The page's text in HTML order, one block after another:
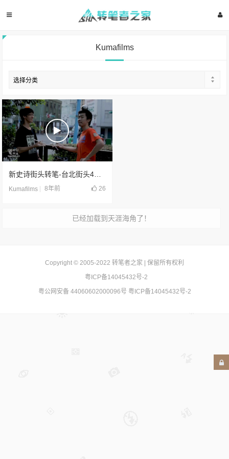
Kumafilms
新史诗街头转笔-台北街头4人的重磅炸弹(2018)
Kumafilms 8年前 26
已经加载到天涯海角了！
Copyright © 2005-2022 转笔者之家 | 保留所有权利
粤ICP备14045432号-2
粤公网安备 44060602000096号 粤ICP备14045432号-2